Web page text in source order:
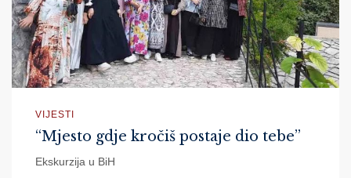
VIJESTI
“Mjesto gdje kročiš postaje dio tebe”
Ekskurzija u BiH